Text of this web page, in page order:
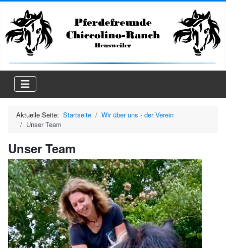
Aktuelle Seite: Startseite
Wir über uns - der Verein
Unser Team
Unser Team